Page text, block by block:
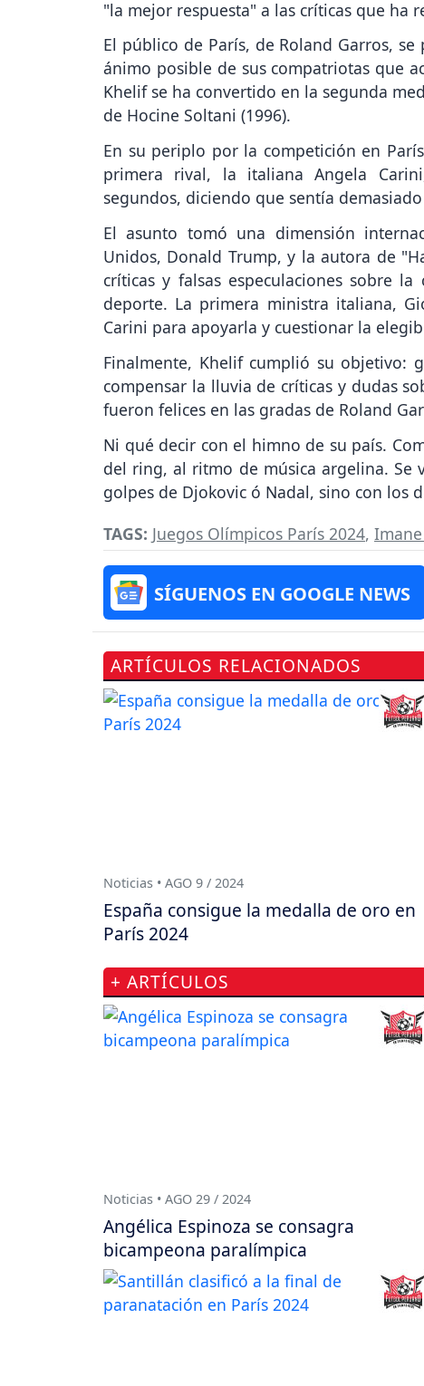
"la mejor respuesta" a las críticas que ha
El público de París, de Roland Garros,
ánimo posible de sus compatriotas que
Khelif se ha convertido en la segunda
de Hocine Soltani (1996).
En su periplo por la competición en
primera rival, la italiana Angela
segundos, diciendo que sentía
El asunto tomó una dimensión
Unidos, Donald Trump, y la autora de
críticas y falsas especulaciones sobre
deporte. La primera ministra italiana,
Carini para apoyarla y cuestionar la
Finalmente, Khelif cumplió su objetivo:
compensar la lluvia de críticas y dudas
fueron felices en las gradas de Roland
Ni qué decir con el himno de su país.
del ring, al ritmo de música argelina. Se
golpes de Djokovic ó Nadal, sino con los
TAGS: Juegos Olímpicos París 2024,
SÍGUENOS EN GOOGLE NEWS
ARTÍCULOS RELACIONADOS
Noticias • AGO 9 / 2024
España consigue la medalla de oro en
París 2024
+ ARTÍCULOS
Noticias • AGO 29 / 2024
Angélica Espinoza se consagra
bicampeona paralímpica